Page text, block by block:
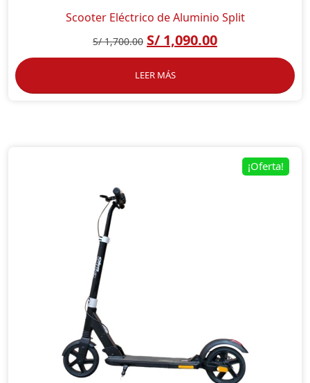
Scooter Eléctrico de Aluminio Split
S/1,700.00 S/ 1,090.00
LEER MÁS
¡Oferta!